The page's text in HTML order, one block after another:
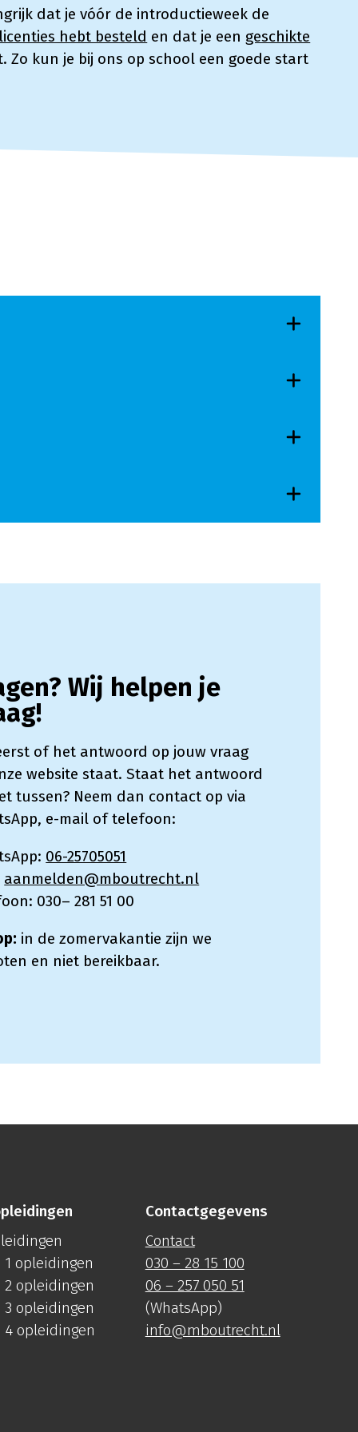
dat je vóór de introductieweek de
hebt besteld en dat je een geschikte
Zo kun je bij ons op school een goede start
Wij helpen je
of het antwoord op jouw vraag
website staat. Staat het antwoord
tussen? Neem dan contact op via
e-mail of telefoon:
06-25705051
aanmelden@mboutrecht.nl
030– 281 51 00
in de zomervakantie zijn we
en niet bereikbaar.
1 opleidingen
2 opleidingen
3 opleidingen
4 opleidingen
Contactgegevens
Contact
030 – 28 15 100
06 – 257 050 51
(WhatsApp)
info@mboutrecht.nl